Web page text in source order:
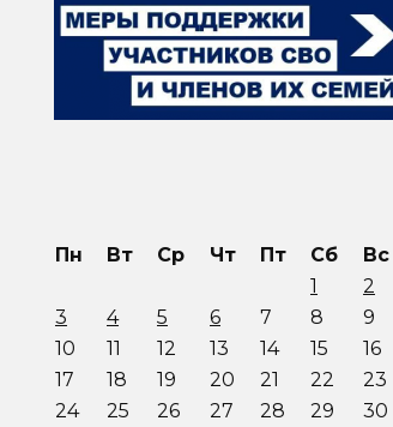
Пн Вт Ср Чт Пт Сб
Вс
1
2
3
4 5 6 7 8
9
10
11 12 13 14 15
16
17
18 19 20 21 22
23
24
25 26 27 28 29
30